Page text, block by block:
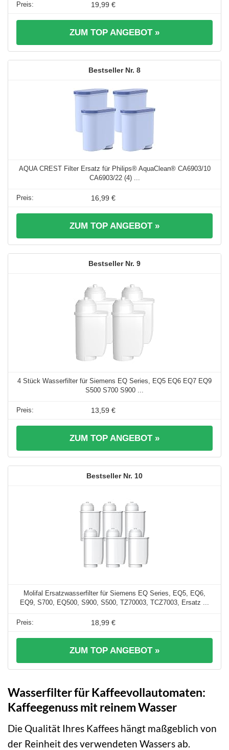
19,99 €
ZUM TOP ANGEBOT »
8
AQUA CREST Filter Ersatz für Philips® AquaClean® CA6903/10
CA6903/22 (4) ...
16,99 €
ZUM TOP ANGEBOT »
9
4 Stück Wasserfilter für Siemens EQ Series, EQ5 EQ6 EQ7 EQ9
S500 S700 S900 ...
13,59 €
ZUM TOP ANGEBOT »
10
Molifal Ersatzwasserfilter für Siemens EQ Series, EQ5, EQ6,
EQ9, S700, EQ500, S900, S500, TZ70003, TCZ7003, Ersatz ...
18,99 €
ZUM TOP ANGEBOT »
Wasserfilter für Kaffeevollautomaten:
Kaffeegenuss mit reinem Wasser
Die Qualität Ihres Kaffees hängt maßgeblich von
der Reinheit des verwendeten Wassers ab.